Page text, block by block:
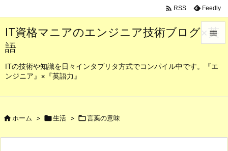
IT資格マニアのエンジニア技術ブログ×英
語
ITの技術や知識を日々インタプリタ方式でコンパイル中です。『エ
ンジニア』×『英語力』

メニュ
 RSS Feedly
ホーム > 生活 > 言葉の意味